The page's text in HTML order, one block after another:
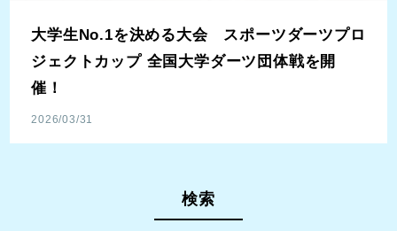
大学生No.1を決める大会 スポーツダーツプロ
ジェクトカップ 全国大学ダーツ団体戦を開
催！
2026/03/31
検索